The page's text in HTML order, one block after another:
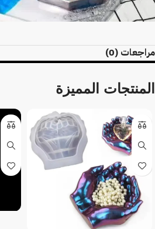
مراجعات (0)
المنتجات المميزة